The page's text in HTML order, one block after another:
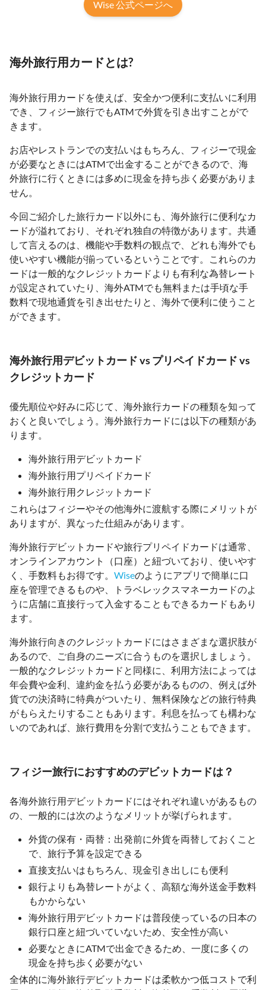
Wise 公式ページへ
海外旅行用カードとは?
海外旅行用カードを使えば、安全かつ便利に支払いに利用
でき、フィジー旅行でもATMで外貨を引き出すことがで
きます。
お店やレストランでの支払いはもちろん、フィジーで現金
が必要なときにはATMで出金することができるので、海
外旅行に行くときには多めに現金を持ち歩く必要がありま
せん。
今回ご紹介した旅行カード以外にも、海外旅行に便利なカ
ードが溢れており、それぞれ独自の特徴があります。共通
して言えるのは、機能や手数料の観点で、どれも海外でも
使いやすい機能が揃っているということです。これらのカ
ードは一般的なクレジットカードよりも有利な為替レート
が設定されていたり、海外ATMでも無料または手頃な手
数料で現地通貨を引き出せたりと、海外で便利に使うこと
ができます。
海外旅行用デビットカード vs プリペイドカード vs
クレジットカード
優先順位や好みに応じて、海外旅行カードの種類を知って
おくと良いでしょう。海外旅行カードには以下の種類があ
ります。
海外旅行用デビットカード
海外旅行用プリペイドカード
海外旅行用クレジットカード
これらはフィジーやその他海外に渡航する際にメリットが
ありますが、異なった仕組みがあります。
海外旅行デビットカードや旅行プリペイドカードは通常、
オンラインアカウント（口座）と紐づいており、使いやす
く、手数料もお得です。 Wiseのようにアプリで簡単に口
座を管理できるものや、トラベレックスマネーカードのよ
うに店舗に直接行って入金することもできるカードもあり
ます。
海外旅行向きのクレジットカードにはさまざまな選択肢が
あるので、ご自身のニーズに合うものを選択しましょう。
一般的なクレジットカードと同様に、利用方法によっては
年会費や金利、違約金を払う必要があるものの、例えば外
貨での決済時に特典がついたり、無料保険などの旅行特典
がもらえたりすることもあります。利息を払っても構わな
いのであれば、旅行費用を分割で支払うこともできます。
フィジー旅行におすすめのデビットカードは？
各海外旅行用デビットカードにはそれぞれ違いがあるもの
の、一般的には次のようなメリットが挙げられます。
外貨の保有・両替：出発前に外貨を両替しておくこと
で、旅行予算を設定できる
直接支払いはもちろん、現金引き出しにも便利
銀行よりも為替レートがよく、高額な海外送金手数料
もかからない
海外旅行用デビットカードは普段使っているの日本の
銀行口座と紐づいていないため、安全性が高い
必要なときにATMで出金できるため、一度に多くの
現金を持ち歩く必要がない
全体的に海外旅行デビットカードは柔軟かつ低コストで利